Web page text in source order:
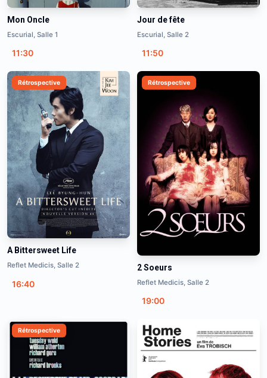
Mon Oncle
Escurial, Salle 1
11:30
Jour de fête
Escurial, Salle 2
11:50
Rétrospective
A Bittersweet Life
Reflet Medicis, Salle 2
16:40
Rétrospective
2 Soeurs
Reflet Medicis, Salle 2
19:00
Rétrospective